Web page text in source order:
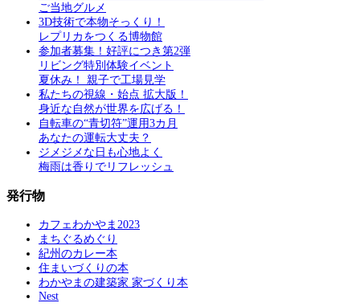
ご当地グルメ
3D技術で本物そっくり！
レプリカをつくる博物館
参加者募集！好評につき第2弾
リビング特別体験イベント
夏休み！ 親子で工場見学
私たちの視線・始点 拡大版！
身近な自然が世界を広げる！
自転車の“青切符”運用3カ月
あなたの運転大丈夫？
ジメジメな日も心地よく
梅雨は香りでリフレッシュ
発行物
カフェわかやま2023
まちぐるめぐり
紀州のカレー本
住まいづくりの本
わかやまの建築家 家づくり本
Nest